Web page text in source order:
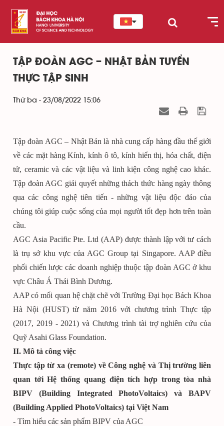
TẬP ĐOÀN AGC – NHẬT BẢN TUYỂN
THỰC TẬP SINH
Thứ ba - 23/08/2022 15:06
Tập đoàn AGC – Nhật Bản là nhà cung cấp hàng đầu thế giới
về các mặt hàng Kính, kính ô tô, kính hiển thị, hóa chất, điện
tử, ceramic và các vật liệu và linh kiện công nghệ cao khác.
Tập đoàn AGC giải quyết những thách thức hàng ngày thông
qua các công nghệ tiên tiến - những vật liệu độc đáo của
chúng tôi giúp cuộc sống của mọi người tốt đẹp hơn trên toàn
cầu.
AGC Asia Pacific Pte. Ltd (AAP) được thành lập với tư cách
là trụ sở khu vực của AGC Group tại Singapore. AAP điều
phối chiến lược các doanh nghiệp thuộc tập đoàn AGC ở khu
vực Châu Á Thái Bình Dương.
AAP có mối quan hệ chặt chẽ với Trường Đại học Bách Khoa
Hà Nội (HUST) từ năm 2016 với chương trình Thực tập
(2017, 2019 - 2021) và Chương trình tài trợ nghiên cứu của
Quỹ Asahi Glass Foundation.
II. Mô tả công việc
Thực tập từ xa (remote) về Công nghệ và Thị trường liên
quan tới Hệ thống quang điện tích hợp trong tòa nhà
BIPV (Building Integrated PhotoVoltaics) và BAPV
(Building Applied PhotoVoltaics) tại Việt Nam
- Tìm hiểu các sản phẩm BIPV của AGC